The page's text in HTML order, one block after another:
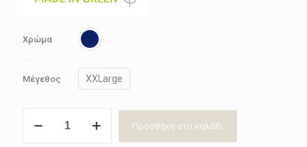
Χρώμα
Μέγεθος XXLarge
ανδρική
Προσθήκη στο καλάθι